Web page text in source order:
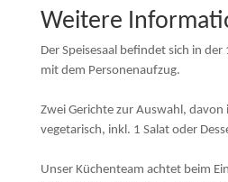
Weitere
Der Speisesaal befindet sich in der
mit dem Personenaufzug.
Zwei Gerichte zur Auswahl, davon
vegetarisch, inkl. 1 Salat oder
Unser Küchenteam achtet beim